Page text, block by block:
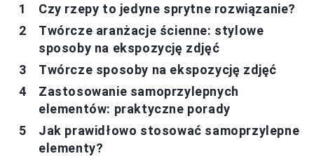
Czy rzepy to jedyne sprytne rozwiązanie?
Twórcze aranżacje ścienne: stylowe
sposoby na ekspozycję zdjęć
Twórcze sposoby na ekspozycję zdjęć
Zastosowanie samoprzylepnych
elementów: praktyczne porady
Jak prawidłowo stosować samoprzylepne
elementy?